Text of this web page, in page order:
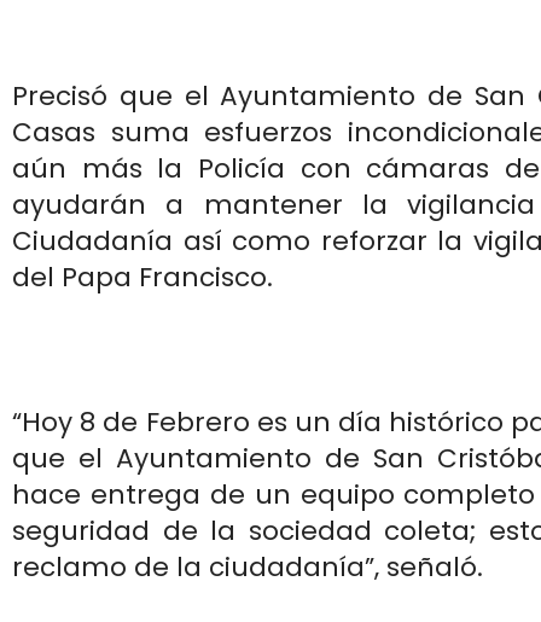
Precisó que el Ayuntamiento de San
Casas suma esfuerzos
aún más la Policía con cámaras
ayudarán a mantener la
Ciudadanía así como reforzar la
del Papa Francisco.
“Hoy 8 de Febrero es un día histórico
que el Ayuntamiento de San
hace entrega de un equipo
seguridad de la sociedad coleta;
reclamo de la ciudadanía”, señaló.